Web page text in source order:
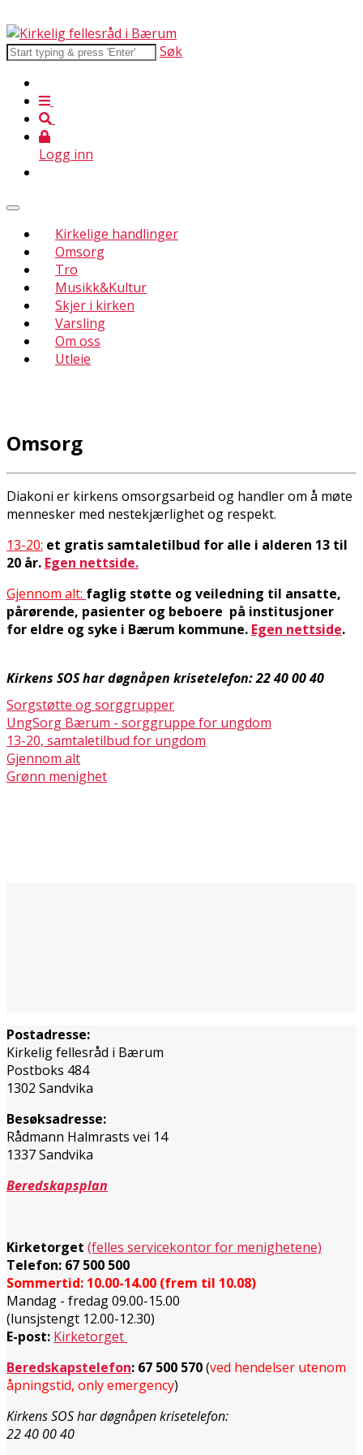
Søk
Logg inn
Kirkelige handlinger
Omsorg
Tro
Musikk&Kultur
Skjer i kirken
Varsling
Om oss
Utleie
Omsorg
Diakoni er kirkens omsorgsarbeid og handler om å møte
mennesker med nestekjærlighet og respekt.
13-20: et gratis samtaletilbud for alle i alderen 13 til
20 år. Egen nettside.
Gjennom alt: faglig støtte og veiledning til ansatte,
pårørende, pasienter og beboere på institusjoner
for eldre og syke i Bærum kommune. Egen nettside.
Kirkens SOS har døgnåpen krisetelefon:22 40 00 40
Sorgstøtte og sorggrupper
UngSorg Bærum - sorggruppe for ungdom
13-20, samtaletilbud for ungdom
Gjennom alt
Grønn menighet
Postadresse:
Kirkelig fellesråd i Bærum
Postboks 484
1302 Sandvika
Besøksadresse:
Rådmann Halmrasts vei 14
1337 Sandvika
Beredskapsplan
Kirketorget (felles servicekontor for menighetene)
Telefon: 67 500 500
Sommertid: 10.00-14.00 (frem til 10.08)
Mandag - fredag 09.00-15.00
(lunsjstengt 12.00-12.30)
E-post: Kirketorget
Beredskapstelefon: 67 500 570(ved hendelser utenom
åpningstid, only emergency)
Kirkens SOS har døgnåpen krisetelefon:
22 40 00 40